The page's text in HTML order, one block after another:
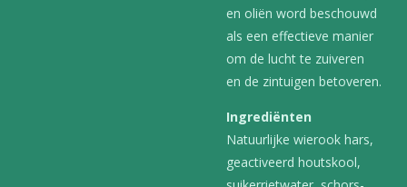
en oliën word beschouwd
als een effectieve manier
om de lucht te zuiveren
en de zintuigen betoveren.
Ingrediënten
Natuurlijke wierook hars,
geactiveerd houtskool,